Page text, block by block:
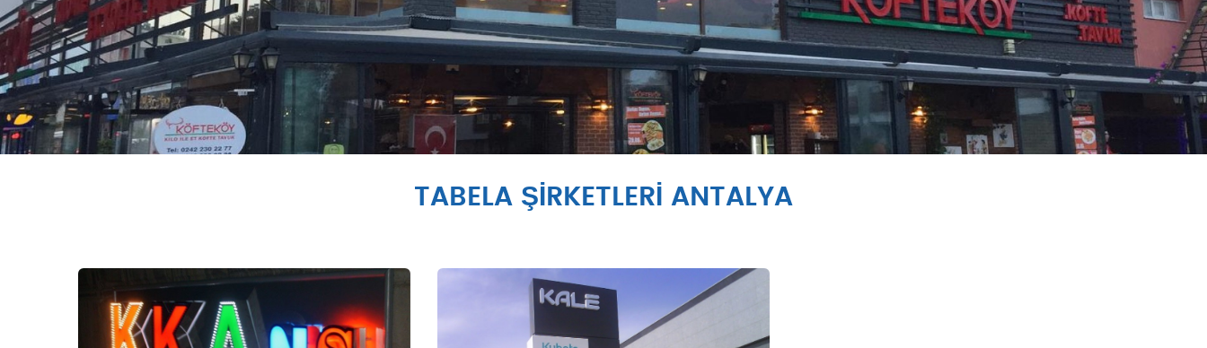
TABELA ŞIRKETLERI ANTALYA